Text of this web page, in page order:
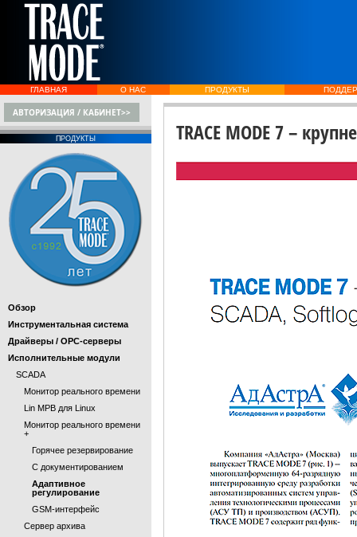
ГЛАВНАЯ О НАС ПРОДУКТЫ
АВТОРИЗАЦИЯ / КАБИНЕТ>>
ПРОДУКТЫ
Обзор
Инструментальная система
Драйверы / OPC-серверы
Исполнительные модули
SCADA
Монитор реального времени
Lin МРВ для Linux
Монитор реального времени
+
Горячее резервирование
С документированием
Адаптивное
регулирование
GSM-интерфейс
Сервер архива
TRACE MODE 7 –